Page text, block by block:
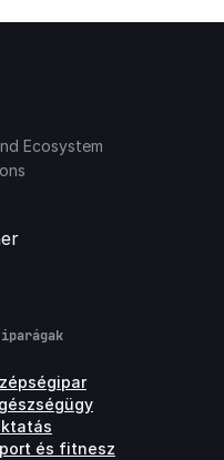
Ecosystem
iparágak
és fitnesz